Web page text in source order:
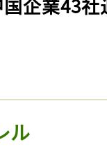
企業43社
ル